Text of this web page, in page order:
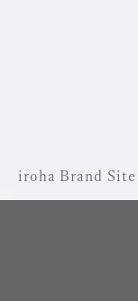
iroha Brand Site